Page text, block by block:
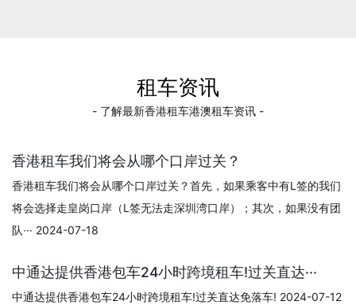
租车资讯
- 了解最新香港租车港澳租车资讯 -
香港租车我们将会从哪个口岸过关？
香港租车我们将会从哪个口岸过关？首先，如果乘客中有L签的我们
将会选择走皇岗口岸（L签无法走深圳湾口岸）；其次，如果没有团
队··· 2024-07-18
中通达提供香港包车24小时跨境租车!过关直达···
中通达提供香港包车24小时跨境租车!过关直达免落车! 2024-07-12